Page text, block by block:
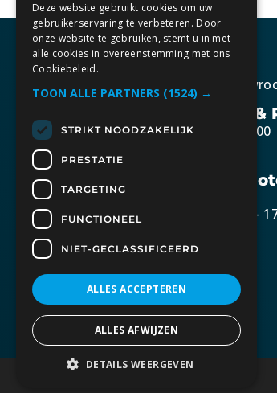
Kom gezellig langs in onze
Openingstijden Berkel &
Maandag t/m vrijdag 10:30 – 17:00
Openingstijden
Spakenburg
Dinsdag t/m donderdag 10:30 –
Op afspraak
Deze website gebruikt cookies om uw
gebruikerservaring te verbeteren. Door
onze website te gebruiken, stemt u in met
alle cookies in overeenstemming met ons
Cookiebeleid.
TOON ALLE PARTNERS (1524) →
STRIKT NOODZAKELIJK
PRESTATIE
TARGETING
FUNCTIONEEL
NIET-GECLASSIFICEERD
ALLES ACCEPTEREN
ALLES AFWIJZEN
DETAILS WEERGEVEN